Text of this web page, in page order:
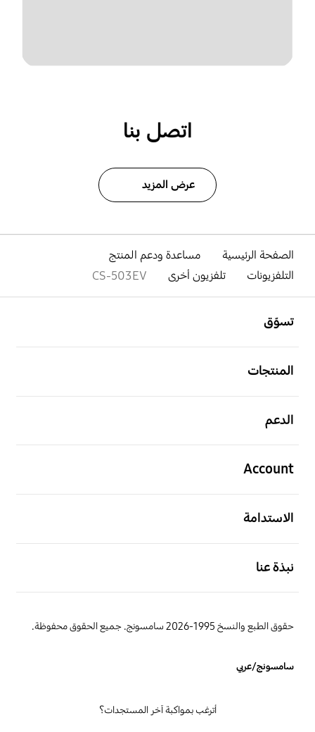
اتصل بنا
عرض المزيد
الصفحة الرئيسية
مساعدة ودعم المنتج
التلفزيونات
تلفزيون أخرى CS-503EV
تسوّق
المنتجات
الدعم
Account
الاستدامة
نبذة عنا
حقوق الطبع والنسخ 1995-2026 سامسونج. جميع الحقوق محفوظة.
سامسونج/عربي
أترغب بمواكبة آخر المستجدات؟